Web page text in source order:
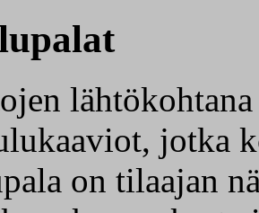
jotka
on tilaajan